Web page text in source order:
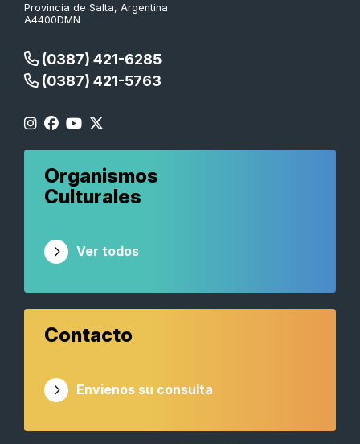
Provincia de Salta, Argentina
A4400DMN
(0387) 421-6285
(0387) 421-5763
Organismos
Culturales
Ver todos
Contacto
Envienos su consulta